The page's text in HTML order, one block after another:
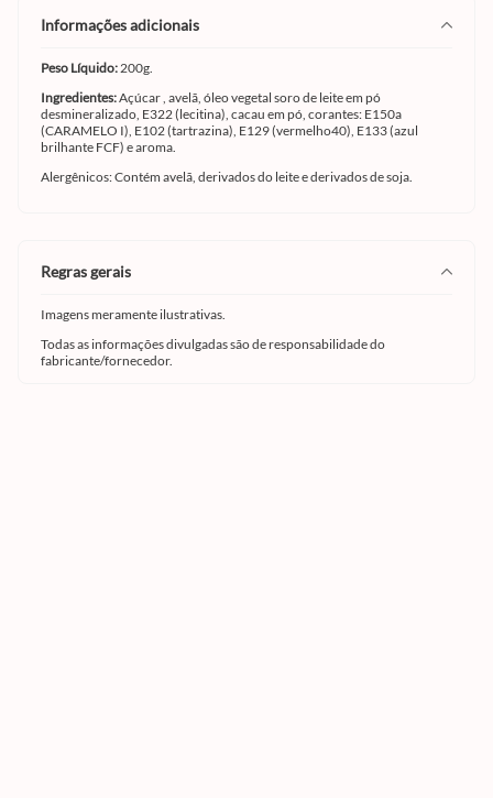
informações adicionais
Peso Líquido:200g.
Ingredientes:Açúcar , avelã, óleo vegetal soro de leite em pó
desmineralizado, E322 (lecitina), cacau em pó, corantes: E150a
(CARAMELO I), E102 (tartrazina), E129 (vermelho40), E133 (azul
brilhante FCF) e aroma.
Alergênicos: Contém avelã, derivados do leite e derivados de soja.
regras gerais
Imagens meramente ilustrativas.
Todas as informações divulgadas são de responsabilidade do
fabricante/fornecedor.